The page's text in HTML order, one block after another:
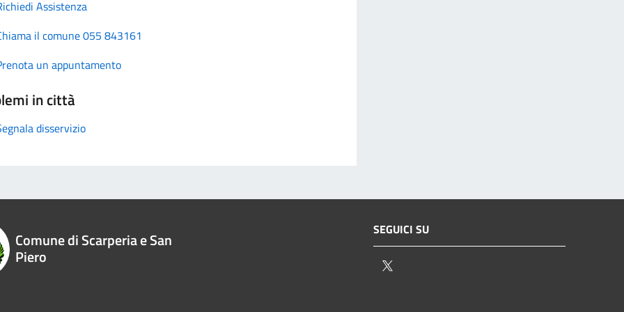
Assistenza
il comune 055 843161
un appuntamento
in città
disservizio
Comune di Scarperia e San
Piero
SEGUICI SU